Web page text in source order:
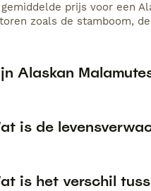
gemiddelde prijs voor een
zoals de stamboom,
Alaskan
is de
is het verschil